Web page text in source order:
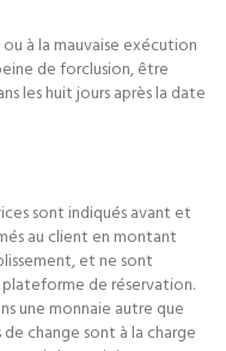
à la mauvaise exécution
de forclusion, être
les huit jours après la date
sont indiqués avant et
au client en montant
et ne sont
plateforme de réservation.
une monnaie autre que
change sont à la charge